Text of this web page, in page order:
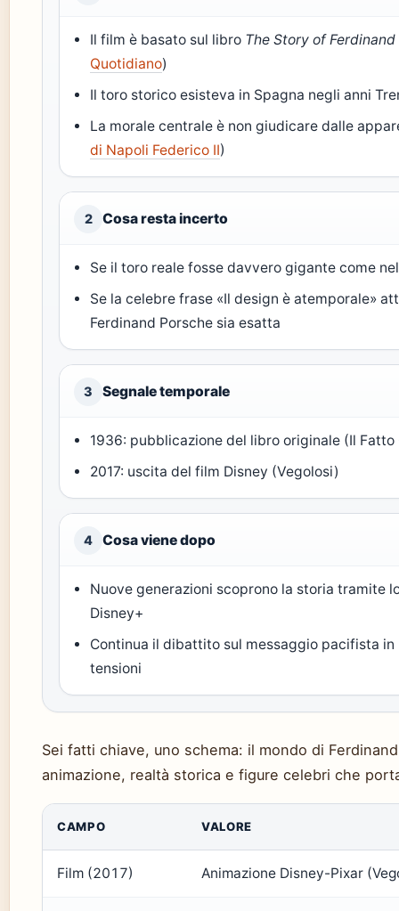
Il film è basato sul libro The Story of Ferdinand
Quotidiano)
Il toro storico esisteva in Spagna negli anni
La morale centrale è non giudicare dalle
di Napoli Federico II)
2 Cosa resta incerto
Se il toro reale fosse davvero gigante come
Se la celebre frase «Il design è atemporale»
Ferdinand Porsche sia esatta
3 Segnale temporale
1936: pubblicazione del libro originale (Il
2017: uscita del film Disney (Vegolosi)
4 Cosa viene dopo
Nuove generazioni scoprono la storia tramite
Disney+
Continua il dibattito sul messaggio pacifista in
tensioni
Sei fatti chiave, uno schema: il mondo di
animazione, realtà storica e figure celebri che
CAMPO VALORE
Film (2017) Animazione Disney-Pixar